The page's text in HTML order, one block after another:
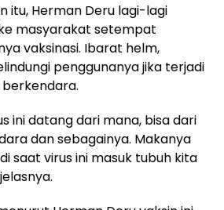
itu, Herman Deru lagi-lagi
masyarakat setempat
vaksinasi. Ibarat helm,
penggunanya jika terjadi
ini datang dari mana, bisa dari
dan sebagainya. Makanya
saat virus ini masuk tubuh kita